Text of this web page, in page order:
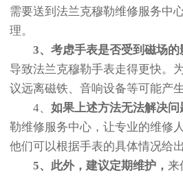
需要送到法兰克穆勒维修服务中
理。
3、考虑手表是否受到磁场的
导致法兰克穆勒手表走得更快。
议远离磁铁、音响设备等可能产
4、 如果上述方法无法解决问
勒维修服务中心，让专业的维修
他们可以根据手表的具体情况给
5、此外，建议定期维护， 来